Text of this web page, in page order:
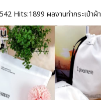
Hits:1899 ผลงานทำกระเป๋าผ้า